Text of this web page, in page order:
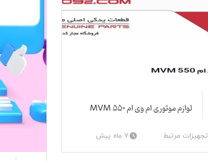
لوازم موتوری ام وی ام MVM 550
تجهیزات مرتبط 7 ماه پیش